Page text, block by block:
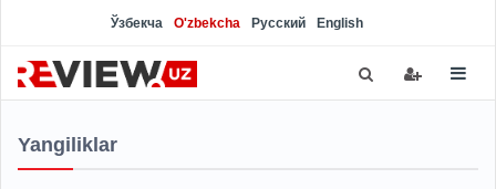
Ўзбекча O'zbekcha Русский English
Yangiliklar